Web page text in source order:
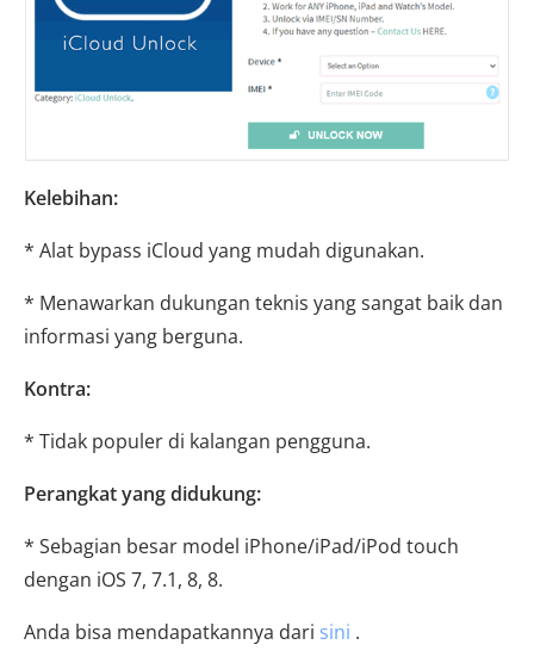
Kelebihan:
* Alat bypass iCloud yang mudah digunakan.
* Menawarkan dukungan teknis yang sangat baik dan
informasi yang berguna.
Kontra:
* Tidak populer di kalangan pengguna.
Perangkat yang didukung:
* Sebagian besar model iPhone/iPad/iPod touch
dengan iOS 7, 7.1, 8, 8.
Anda bisa mendapatkannya dari sini .